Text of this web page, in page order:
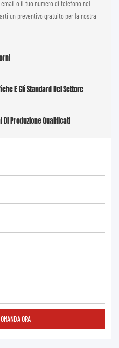
o il tuo numero di telefono nel
un preventivo gratuito per la nostra
E Gli Standard Del Settore
Di Produzione Qualificati
ORA